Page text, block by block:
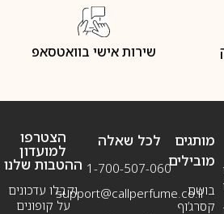
שירות אישי בוואטסאפ
מותגים
מובילים
בושם
קסרג’וף
לכל שאלה
1-700-507-060
support@callperfume.co.il
הצטרפו
למועדון
ההטבות שלנו
וקבלו עדכונים
על קופונים